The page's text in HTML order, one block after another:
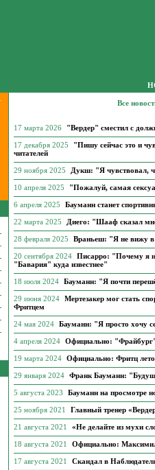
Все
17 марта 2026 "Вердер" сместил с
17 декабря 2025
"Пишу сейчас это и
читателей
29 ноября 2025 Дукш: "Я чувствовал,
10 апреля 2025 "Пожалуй, самая
6 апреля 2025 Бауманн станет
22 марта 2025 Диего: "Шааф сказал
28 февраля 2025 Враньеш: "Я не вижу
20 сентября 2024
Писарро: "Почему я
"Бавария" куда известнее"
18 июля 2024 Бауманн: "Я почти
29 июня 2024
Мертезакер мог стать
Фритцем
24 мая 2024 Бауманн: "Я просто хочу
4 апреля 2024 Официально:
19 марта 2024 Официально: Фритц
29 января 2024 Франк Бауманн:
5 августа 2023 Бауманн на просмотре
25 ноября 2021 Главный тренер
21 августа 2021 «Не делайте из мухи
18 августа 2021 Официально:
17 августа 2021 Скандал в